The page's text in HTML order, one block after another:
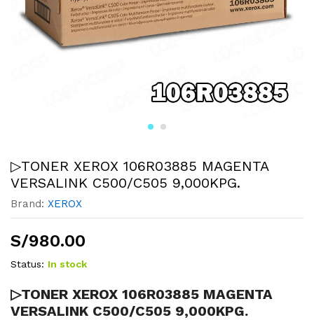
▷TONER XEROX 106R03885 MAGENTA
VERSALINK C500/C505 9,000KPG.
Brand: XEROX
S/980.00
Status: In stock
▷TONER XEROX 106R03885 MAGENTA
VERSALINK C500/C505 9,000KPG.